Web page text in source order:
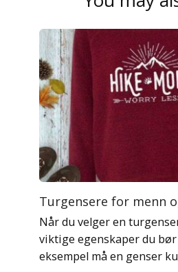
Turgensere for menn
Når du velger en
viktige egenskaper du
eksempel må en genser